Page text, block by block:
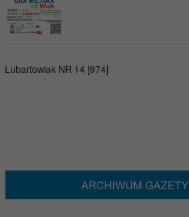
Lubartowiak NR 14 [974]
ARCHIWUM GAZETY